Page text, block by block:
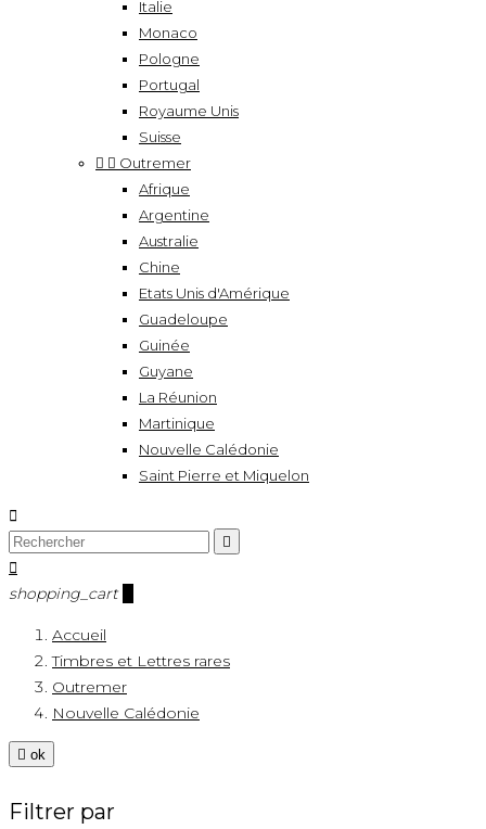
Italie
Monaco
Pologne
Portugal
Royaume Unis
Suisse
  Outremer
Afrique
Argentine
Australie
Chine
Etats Unis d'Amérique
Guadeloupe
Guinée
Guyane
La Réunion
Martinique
Nouvelle Calédonie
Saint Pierre et Miquelon



shopping_cart
Accueil
Timbres et Lettres rares
Outremer
Nouvelle Calédonie
 ok
Filtrer par